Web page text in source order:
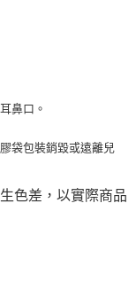
鼻口。
袋包裝銷毀或遠離兒
色差，以實際商品